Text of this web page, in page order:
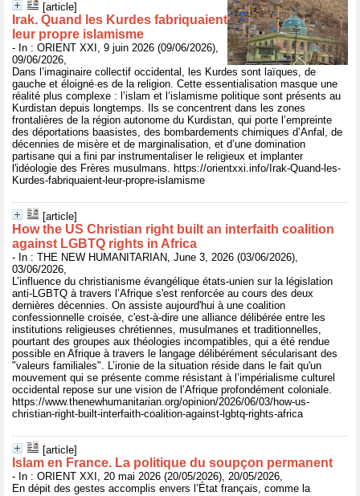
[article]
Irak. Quand les Kurdes fabriquaient
leur propre islamisme
- In : ORIENT XXI, 9 juin 2026 (09/06/2026),
09/06/2026,
Dans l’imaginaire collectif occidental, les Kurdes sont laïques, de
gauche et éloigné·es de la religion. Cette essentialisation masque une
réalité plus complexe : l’islam et l’islamisme politique sont présents au
Kurdistan depuis longtemps. Ils se concentrent dans les zones
frontalières de la région autonome du Kurdistan, qui porte l’empreinte
des déportations baasistes, des bombardements chimiques d’Anfal, de
décennies de misère et de marginalisation, et d’une domination
partisane qui a fini par instrumentaliser le religieux et implanter
l'idéologie des Frères musulmans. https://orientxxi.info/Irak-Quand-les-
Kurdes-fabriquaient-leur-propre-islamisme
[article]
How the US Christian right built an interfaith coalition
against LGBTQ rights in Africa
- In : THE NEW HUMANITARIAN, June 3, 2026 (03/06/2026),
03/06/2026,
L’influence du christianisme évangélique états-unien sur la législation
anti-LGBTQ à travers l’Afrique s'est renforcée au cours des deux
dernières décennies. On assiste aujourd'hui à une coalition
confessionnelle croisée, c'est-à-dire une alliance délibérée entre les
institutions religieuses chrétiennes, musulmanes et traditionnelles,
pourtant des groupes aux théologies incompatibles, qui a été rendue
possible en Afrique à travers le langage délibérément sécularisant des
"valeurs familiales". L’ironie de la situation réside dans le fait qu'un
mouvement qui se présente comme résistant à l’impérialisme culturel
occidental repose sur une vision de l’Afrique profondément coloniale.
https://www.thenewhumanitarian.org/opinion/2026/06/03/how-us-
christian-right-built-interfaith-coalition-against-lgbtq-rights-africa
[article]
Islam en France. La politique du soupçon permanent
- In : ORIENT XXI, 20 mai 2026 (20/05/2026), 20/05/2026,
En dépit des gestes accomplis envers l’État français, comme la